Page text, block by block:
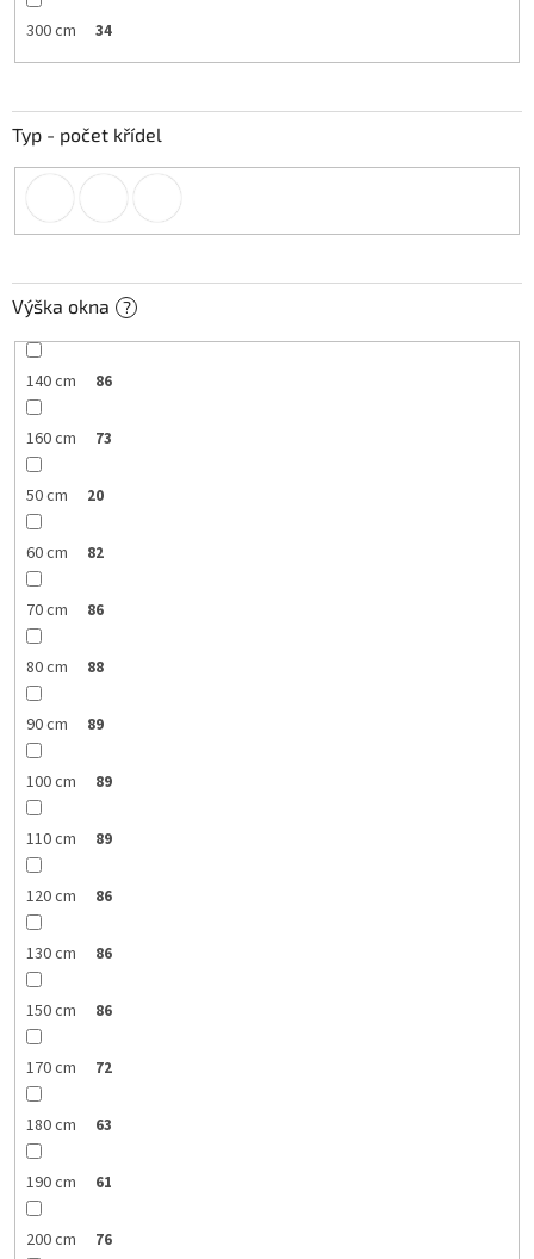
300 cm 34
Typ - počet křídel
Výška okna ?
140 cm 86
160 cm 73
50 cm 20
60 cm 82
70 cm 86
80 cm 88
90 cm 89
100 cm 89
110 cm 89
120 cm 86
130 cm 86
150 cm 86
170 cm 72
180 cm 63
190 cm 61
200 cm 76